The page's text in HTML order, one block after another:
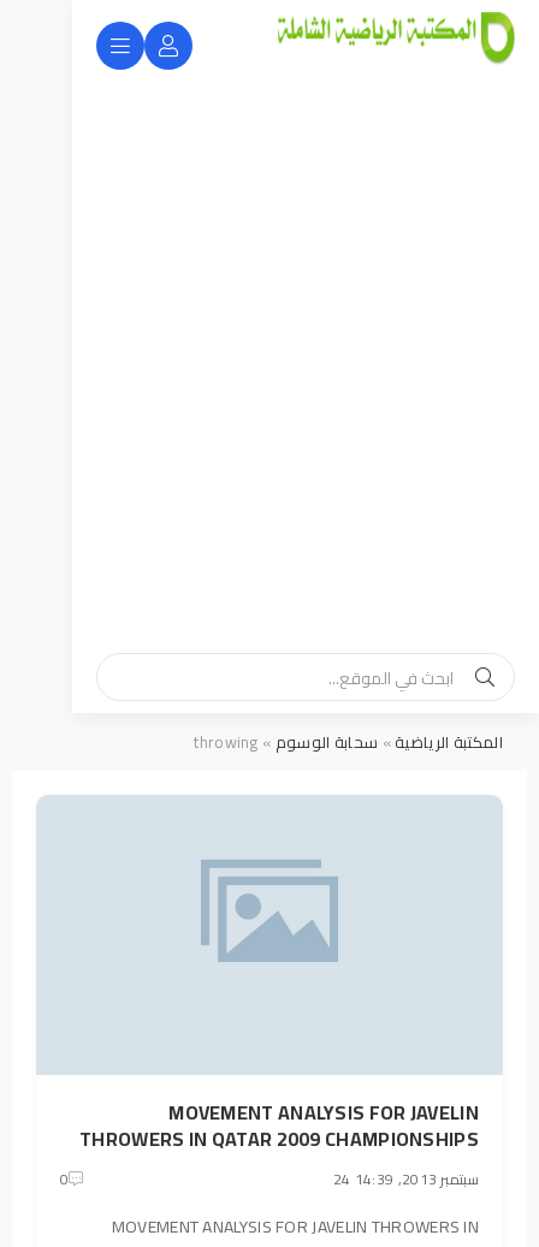
المكتبة الرياضية» سحابة الوسوم » throwing
MOVEMENT ANALYSIS FOR JAVELIN
THROWERS IN QATAR 2009 CHAMPIONSHIPS
24 سبتمبر 2013, 14:39 0
MOVEMENT ANALYSIS FOR JAVELIN THROWERS IN